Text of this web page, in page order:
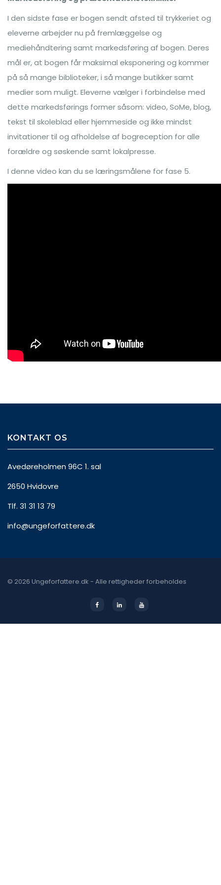
I den sidste fase er bogen sendt afsted til trykkeriet og
eleverne arbejder nu på fremlæggelse og
mediehåndtering samt markedsføring af bogen. Deres
mål er, at bogen får maksimal eksponering og kommer
på så mange biblioteker, i så mange butikker samt
medier som muligt. Eleverne vælger i forbindelse med
dette markedsførings former såsom: video, SoMe, blog,
tekst til skoleblad eller hjemmeside og ikke mindst
invitationer til og afholdelse af bogreception for alle
forældre og søskende samt lokalpresse.
I denne video kan du se læringsmålene for fase 5.
KONTAKT OS
Avedøreholmen 96C 1. sal
2650 Hvidovre
Tlf. 31 31 13 79
info@ungeforfattere.dk
© 2026 Ungeforfattere.dk - Alle rettigheder forbeholdes
FacebookLinkedinYoutube